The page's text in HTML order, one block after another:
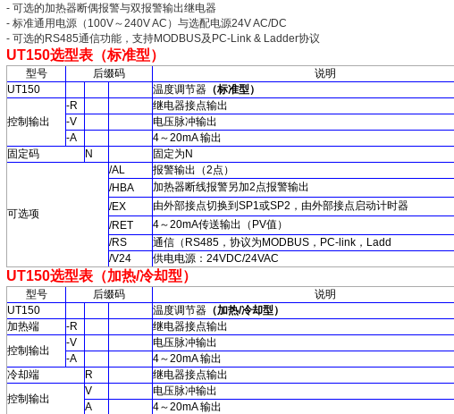
- 可选的加热器断偶报警与双报警输出继电器
- 标准通用电源（100V～240V AC）与选配电源24V AC/DC
- 可选的RS485通信功能，支持MODBUS及PC-Link & Ladder协议
UT150选型表 （标准型）
型号 后缀码
说明
UT150
温度调节器 （标准型）
控制输出
-R
继电器接点输出
-V
电压脉冲输出
-A
4～20mA输出
固定码
N 固定为 N
可选项
/AL 报警输出 （2点 ）
/HBA
加热器断线报警另加2点报警输出
/EX
由外部接点切换到 SP1或SP2 ，由外部接点启动计时器
/RET
4～20mA传送输出 （PV值 ）
/RS
通信 （RS485 ，协议为 MODBUS ， PC-link ， Ladd
/V24
供电电源： 24VDC/24VAC
UT150选型表（加热/冷却型）
型号 后缀码
说明
UT150
温度调节器 （加热/冷却型）
加热端
-R
继电器接点输出
控制输出
-V
电压脉冲输出
-A
4～20mA输出
冷却端
R
继电器接点输出
控制输出
V
电压脉冲输出
A
4～20mA输出